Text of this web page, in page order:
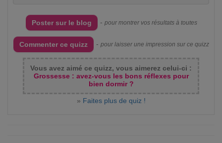
Poster sur le blog - pour montrer vos résultats à toutes
Commenter ce quizz - pour laisser une impression sur ce quizz
Vous avez aimé ce quizz, vous aimerez celui-ci :
Grossesse : avez-vous les bons réflexes pour
bien dormir ?
» Faites plus de quiz !